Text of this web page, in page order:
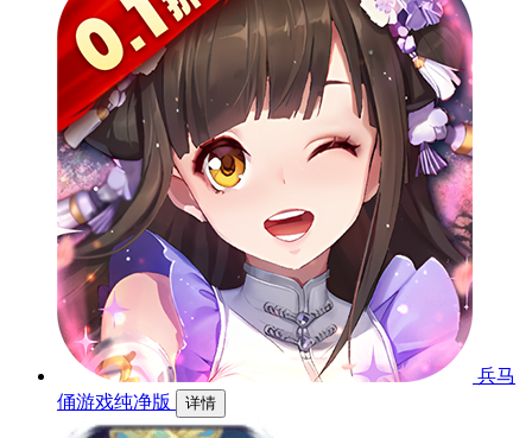
兵马
俑游戏纯净版
详情